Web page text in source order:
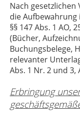
Nach
die Aufbewahrung
§§ 147 Abs. 1 AO,
(Bücher,
Buchungsbelege,
relevanter
Abs. 1 Nr. 2 und 3,
Erbringung